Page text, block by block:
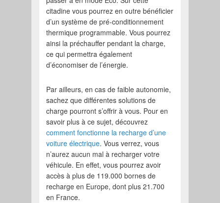
citadine vous pourrez en outre bénéficier
d’un système de pré-conditionnement
thermique programmable. Vous pourrez
ainsi la préchauffer pendant la charge,
ce qui permettra également
d’économiser de l’énergie.
Par ailleurs, en cas de faible autonomie,
sachez que différentes solutions de
charge pourront s’offrir à vous. Pour en
savoir plus à ce sujet, découvrez
comment fonctionne la recharge d’une
voiture électrique. Vous verrez, vous
n’aurez aucun mal à recharger votre
véhicule. En effet, vous pourrez avoir
accès à plus de 119.000 bornes de
recharge en Europe, dont plus 21.700
en France.